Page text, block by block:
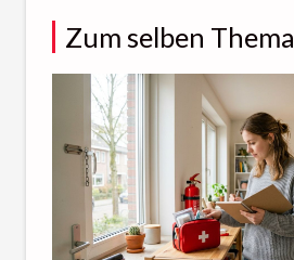
Zum selben Thema